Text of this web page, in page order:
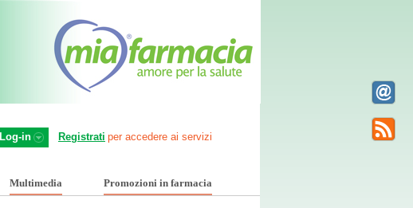
Log-in Registrati per accedere ai servizi
Multimedia Promozioni in farmacia